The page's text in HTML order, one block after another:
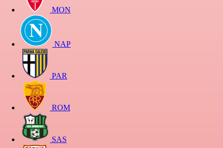
MON
NAP
PAR
ROM
SAS